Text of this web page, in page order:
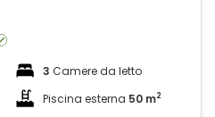
3 Camere da letto
Piscina esterna 50 m2